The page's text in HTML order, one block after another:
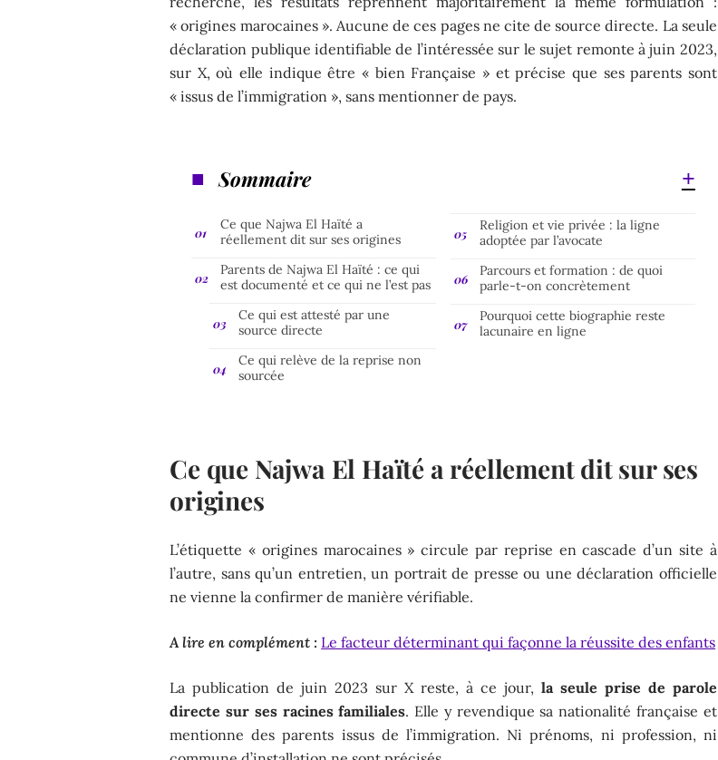
« origines marocaines ». Aucune de ces pages ne cite de source directe. La seule
déclaration publique identifiable de l’intéressée sur le sujet remonte à juin 2023,
sur X, où elle indique être « bien Française » et précise que ses parents sont
« issus de l’immigration », sans mentionner de pays.
Sommaire
Ce que Najwa El Haïté a
réellement dit sur ses origines
Parents de Najwa El Haïté : ce qui
est documenté et ce qui ne l’est pas
Ce qui est attesté par une
source directe
Ce qui relève de la reprise non
sourcée
Religion et vie privée : la ligne
adoptée par l’avocate
Parcours et formation : de quoi
parle-t-on concrètement
Pourquoi cette biographie reste
lacunaire en ligne
Ce que Najwa El Haïté a réellement dit sur ses
origines
L’étiquette « origines marocaines » circule par reprise en cascade d’un site à
l’autre, sans qu’un entretien, un portrait de presse ou une déclaration officielle
ne vienne la confirmer de manière vérifiable.
A lire en complément : Le facteur déterminant qui façonne la réussite des enfants
La publication de juin 2023 sur X reste, à ce jour, la seule prise de parole
directe sur ses racines familiales. Elle y revendique sa nationalité française et
mentionne des parents issus de l’immigration. Ni prénoms, ni profession, ni